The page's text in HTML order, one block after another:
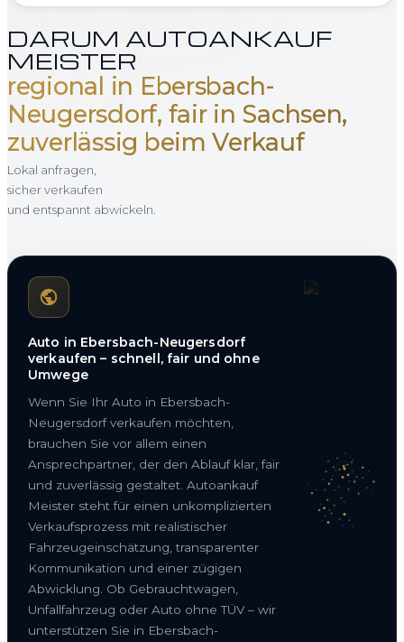
DARUM AUTOANKAUF
MEISTER
regional in Ebersbach-
Neugersdorf, fair in Sachsen,
zuverlässig beim Verkauf
Lokal anfragen,
sicher verkaufen
und entspannt abwickeln.
Auto in Ebersbach-Neugersdorf
verkaufen – schnell, fair und ohne
Umwege
Wenn Sie Ihr Auto in Ebersbach-
Neugersdorf verkaufen möchten,
brauchen Sie vor allem einen
Ansprechpartner, der den Ablauf klar, fair
und zuverlässig gestaltet. Autoankauf
Meister steht für einen unkomplizierten
Verkaufsprozess mit realistischer
Fahrzeugeinschätzung, transparenter
Kommunikation und einer zügigen
Abwicklung. Ob Gebrauchtwagen,
Unfallfahrzeug oder Auto ohne TÜV – wir
unterstützen Sie in Ebersbach-